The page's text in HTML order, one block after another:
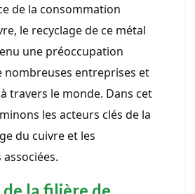
de la consommation
le recyclage de ce métal
une préoccupation
nombreuses entreprises et
travers le monde. Dans cet
les acteurs clés de la
du cuivre et les